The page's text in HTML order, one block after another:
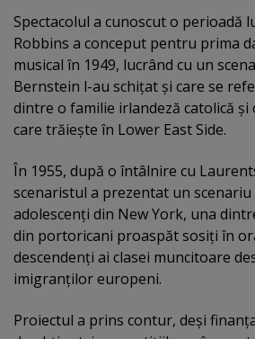
Spectacolul a cunoscut o perioadă
Robbins a conceput pentru prima
musical în 1949, lucrând cu un
Bernstein l-au schiţat şi care se
dintre o familie irlandeză catolică şi
care trăieşte în Lower East Side.
În 1955, după o întâlnire cu
scenaristul a prezentat un scenariu
adolescenţi din New York, una
din portoricani proaspăt sosiţi în
descendenţi ai clasei muncitoare
imigranţilor europeni.
Proiectul a prins contur, deşi